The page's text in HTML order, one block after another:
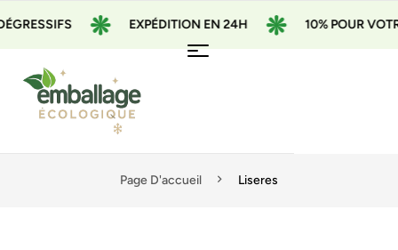
EXPÉDITION EN 24H 10% POUR
Page D'accueil Liseres